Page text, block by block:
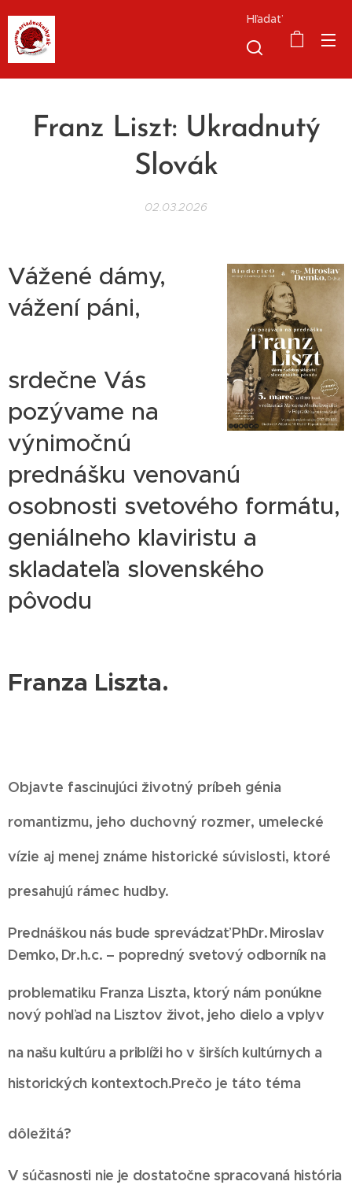
Hľadať
Franz Liszt: Ukradnutý
Slovák
02.03.2026
Vážené dámy,
vážení páni,
srdečne Vás
pozývame na
výnimočnú
prednášku venovanú
osobnosti svetového formátu,
geniálneho klaviristu a
skladateľa slovenského
pôvodu
Franza Liszta.
Objavte fascinujúci životný príbeh génia
romantizmu, jeho duchovný rozmer, umelecké
vízie aj menej známe historické súvislosti, ktoré
presahujú rámec hudby.
Prednáškou nás bude sprevádzaťPhDr. Miroslav
Demko, Dr.h.c. – popredný svetový odborník na
problematiku Franza Liszta, ktorý nám ponúkne
nový pohľad na Lisztov život, jeho dielo a vplyv
na našu kultúru a priblíži ho v širších kultúrnych a
historických kontextoch.Prečo je táto téma
dôležitá?
V súčasnosti nie je dostatočne spracovaná história